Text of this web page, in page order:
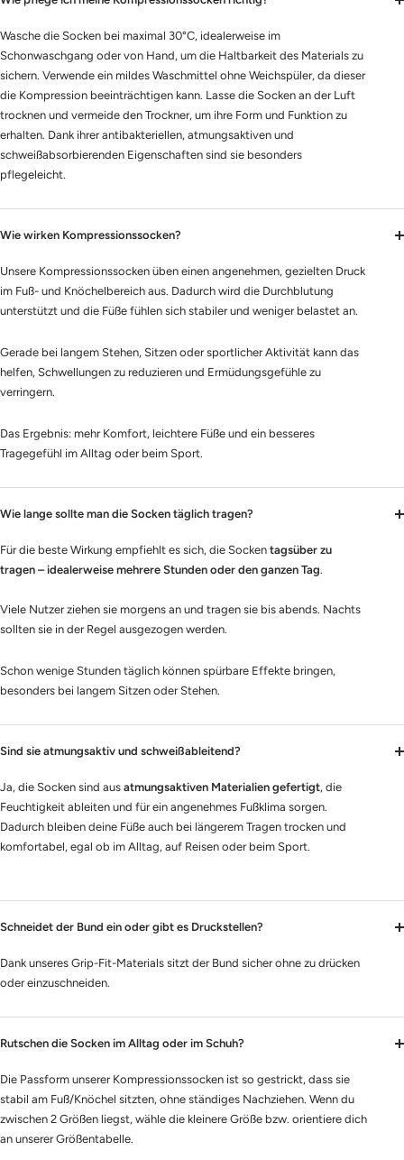
Wasche die Socken bei maximal 30°C, idealerweise im
Schonwaschgang oder von Hand, um die Haltbarkeit des Materials zu
sichern. Verwende ein mildes Waschmittel ohne Weichspüler, da dieser
die Kompression beeinträchtigen kann. Lasse die Socken an der Luft
trocknen und vermeide den Trockner, um ihre Form und Funktion zu
erhalten. Dank ihrer antibakteriellen, atmungsaktiven und
schweißabsorbierenden Eigenschaften sind sie besonders
pflegeleicht.
Wie wirken Kompressionssocken?
Unsere Kompressionssocken üben einen angenehmen, gezielten Druck
im Fuß- und Knöchelbereich aus. Dadurch wird die Durchblutung
unterstützt und die Füße fühlen sich stabiler und weniger belastet an.
Gerade bei langem Stehen, Sitzen oder sportlicher Aktivität kann das
helfen, Schwellungen zu reduzieren und Ermüdungsgefühle zu
verringern.
Das Ergebnis: mehr Komfort, leichtere Füße und ein besseres
Tragegefühl im Alltag oder beim Sport.
Wie lange sollte man die Socken täglich tragen?
Für die beste Wirkung empfiehlt es sich, die Socken tagsüber zu
tragen – idealerweise mehrere Stunden oder den ganzen Tag.
Viele Nutzer ziehen sie morgens an und tragen sie bis abends. Nachts
sollten sie in der Regel ausgezogen werden.
Schon wenige Stunden täglich können spürbare Effekte bringen,
besonders bei langem Sitzen oder Stehen.
Sind sie atmungsaktiv und schweißableitend?
Ja, die Socken sind aus atmungsaktiven Materialien gefertigt, die
Feuchtigkeit ableiten und für ein angenehmes Fußklima sorgen.
Dadurch bleiben deine Füße auch bei längerem Tragen trocken und
komfortabel, egal ob im Alltag, auf Reisen oder beim Sport.
Schneidet der Bund ein oder gibt es Druckstellen?
Dank unseres Grip-Fit­-Materials sitzt der Bund sicher ohne zu drücken
oder einzuschneiden.
Rutschen die Socken im Alltag oder im Schuh?
Die Passform unserer Kompressionssocken ist so gestrickt, dass sie
stabil am Fuß/Knöchel sitzten, ohne ständiges Nachziehen. Wenn du
zwischen 2 Größen liegst, wähle die kleinere Größe bzw. orientiere dich
an unserer Größentabelle.